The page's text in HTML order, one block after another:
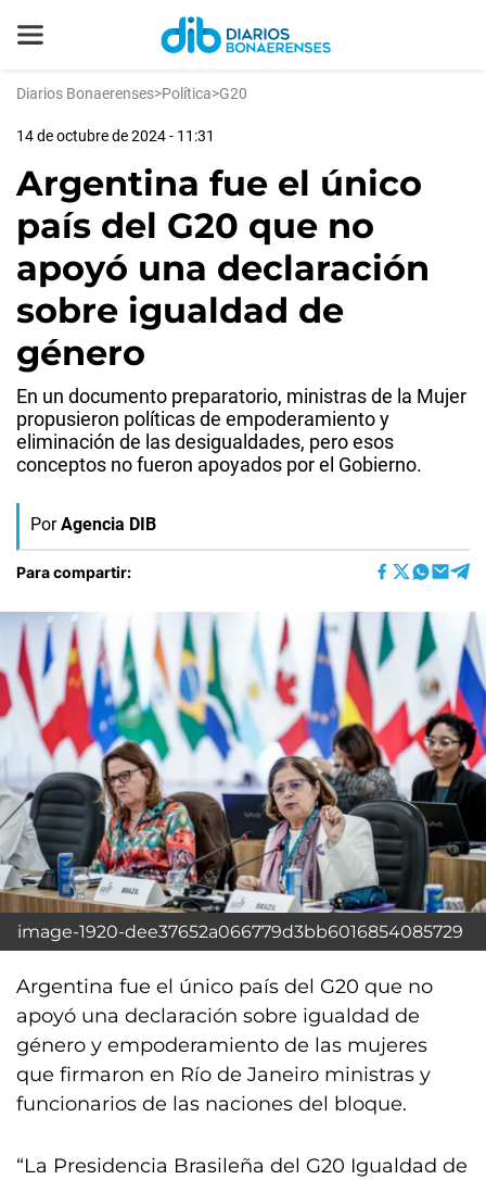
Diarios Bonaerenses>Política>G20
14 de octubre de 2024 - 11:31
Argentina fue el único
país del G20 que no
apoyó una declaración
sobre igualdad de
género
En un documento preparatorio, ministras de la Mujer
propusieron políticas de empoderamiento y
eliminación de las desigualdades, pero esos
conceptos no fueron apoyados por el Gobierno.
Por Agencia DIB
Para compartir:
image-1920-dee37652a066779d3bb6016854085729
Argentina fue el único país del G20 que no
apoyó una declaración sobre igualdad de
género y empoderamiento de las mujeres
que firmaron en Río de Janeiro ministras y
funcionarios de las naciones del bloque.
“La Presidencia Brasileña del G20 Igualdad de